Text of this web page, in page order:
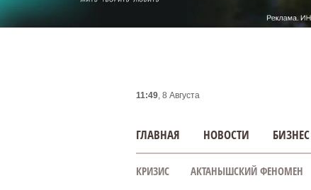
11:49, 8 Августа
ГЛАВНАЯ НОВОСТИ БИЗНЕС
КРИЗИС АКТАНЫШСКИЙ ФЕНОМЕН